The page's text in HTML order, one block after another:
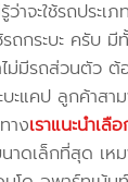
ว่าจะใช้รถประเ
รถกระบะ ครับ
ม่มีรถส่วนตัว ต้
บะแคป ลูกค้าส
างเราแนะนำเลื
าดเล็กที่สุด เห